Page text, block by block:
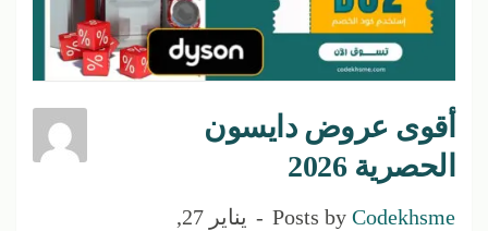
أقوى عروض دايسون
الحصرية 2026
Posts by Codekhsme
يناير 27,